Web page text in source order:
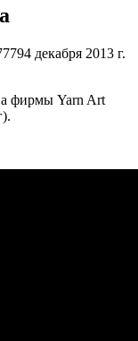
4 декабря 2013 г.
фирмы Yarn Art